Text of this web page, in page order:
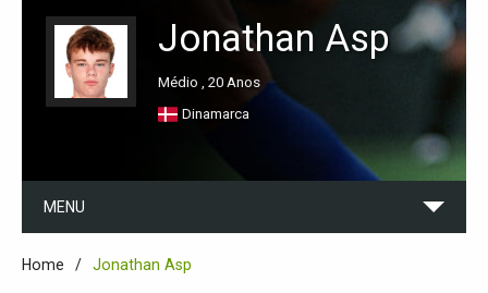
Jonathan Asp
Médio , 20 Anos
Dinamarca
MENU
Home Jonathan Asp